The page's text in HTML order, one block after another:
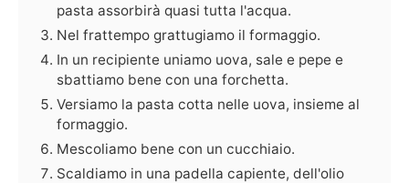
pasta assorbirà quasi tutta l'acqua.
Nel frattempo grattugiamo il formaggio.
In un recipiente uniamo uova, sale e pepe e
sbattiamo bene con una forchetta.
Versiamo la pasta cotta nelle uova, insieme al
formaggio.
Mescoliamo bene con un cucchiaio.
Scaldiamo in una padella capiente, dell'olio